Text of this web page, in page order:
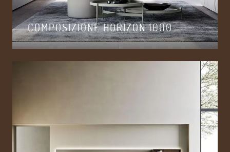
COMPOSIZIONE HORIZON 1000